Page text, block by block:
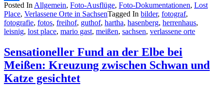
Teilen
Posted In Allgemein, Foto-Ausflüge, Foto-Dokumentationen, Lost
Place, Verlassene Orte in SachsenTagged In bilder, fotograf,
fotografie, fotos, freihof, guthof, hartha, hasenberg, herrenhaus,
leisnig, lost place, mario gast, meißen, sachsen, verlassene orte
Sensationeller Fund an der Elbe bei
Meißen: Kreuzung zwischen Schwan und
Katze gesichtet